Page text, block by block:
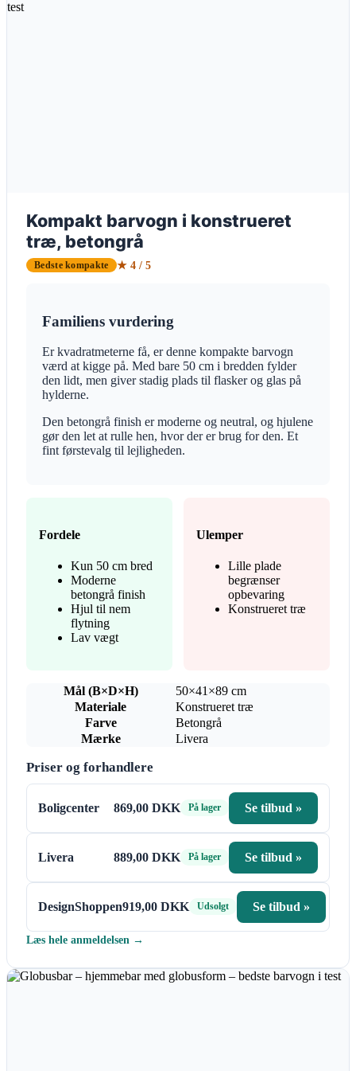
Kompakt barvogn i konstrueret
træ, betongrå
Bedste kompakte ★ 4 / 5
Familiens vurdering
Er kvadratmeterne få, er denne kompakte barvogn
værd at kigge på. Med bare 50 cm i bredden fylder
den lidt, men giver stadig plads til flasker og glas på
hylderne.
Den betongrå finish er moderne og neutral, og hjulene
gør den let at rulle hen, hvor der er brug for den. Et
fint førstevalg til lejligheden.
Fordele
Kun 50 cm bred
Moderne
betongrå finish
Hjul til nem
flytning
Lav vægt
Ulemper
Lille plade
begrænser
opbevaring
Konstrueret træ
Mål (B×D×H)
50×41×89 cm
Materiale
Konstrueret træ
Farve
Betongrå
Mærke
Livera
Priser og forhandlere
Boligcenter 869,00 DKK På lager Se tilbud »
Livera 889,00 DKK På lager Se tilbud »
DesignShoppen919,00 DKK Udsolgt Se tilbud »
Læs hele anmeldelsen →